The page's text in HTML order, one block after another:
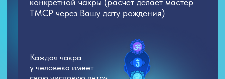
17 777 ₽
19 999 ₽